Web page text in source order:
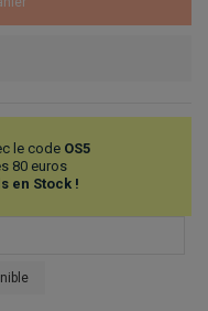
le code OS5
80 euros
en Stock !